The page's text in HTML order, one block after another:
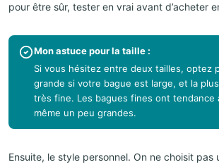
pour être sûr, tester en vrai avant d’acheter
Mon astuce pour la taille :
Si vous hésitez entre deux tailles, optez
grande si votre bague est large, et la
très fine. Les bagues fines ont tendance
même un peu grandes.
Ensuite, le style personnel. On ne choisit pas